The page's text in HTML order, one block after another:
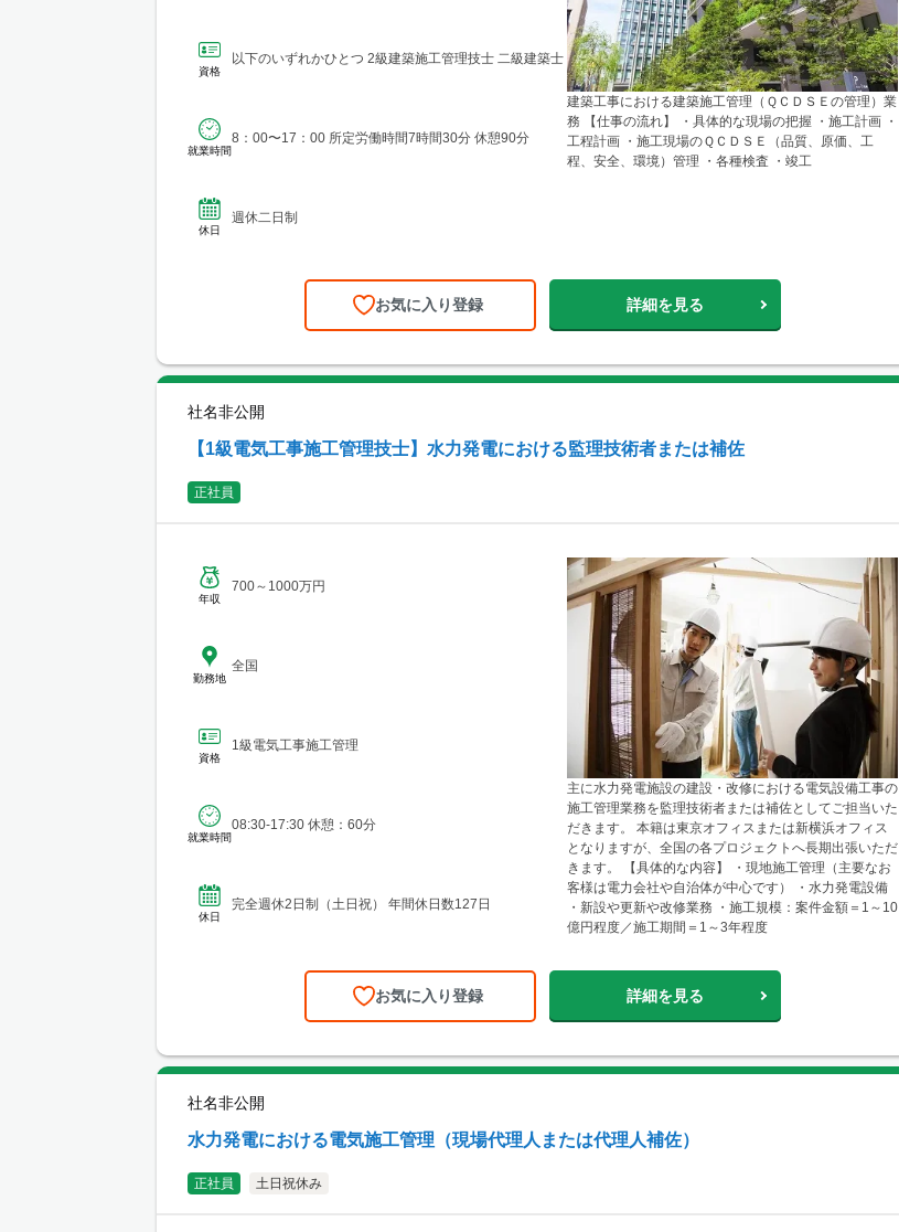
資格
以下のいずれかひとつ 2級建築施工管理技士 二級建築士
就業時間
8：00〜17：00 所定労働時間7時間30分 休憩90分
休日
週休二日制
建築工事における建築施工管理（ＱＣＤＳＥの管理）業
務 【仕事の流れ】 ・具体的な現場の把握 ・施工計画 ・
工程計画 ・施工現場のＱＣＤＳＥ（品質、原価、工
程、安全、環境）管理 ・各種検査 ・竣工
お気に入り登録 詳細を見る
社名非公開
【1級電気工事施工管理技士】水力発電における監理技術者または補佐
正社員
年収
700～1000万円
勤務地
全国
資格
1級電気工事施工管理
就業時間
08:30-17:30 休憩：60分
休日
完全週休2日制（土日祝） 年間休日数127日
主に水力発電施設の建設・改修における電気設備工事の
施工管理業務を監理技術者または補佐としてご担当いた
だきます。 本籍は東京オフィスまたは新横浜オフィス
となりますが、全国の各プロジェクトへ長期出張いただ
きます。 【具体的な内容】 ・現地施工管理（主要なお
客様は電力会社や自治体が中心です） ・水力発電設備
・新設や更新や改修業務 ・施工規模：案件金額＝1～10
億円程度／施工期間＝1～3年程度
お気に入り登録 詳細を見る
社名非公開
水力発電における電気施工管理（現場代理人または代理人補佐）
正社員 土日祝休み